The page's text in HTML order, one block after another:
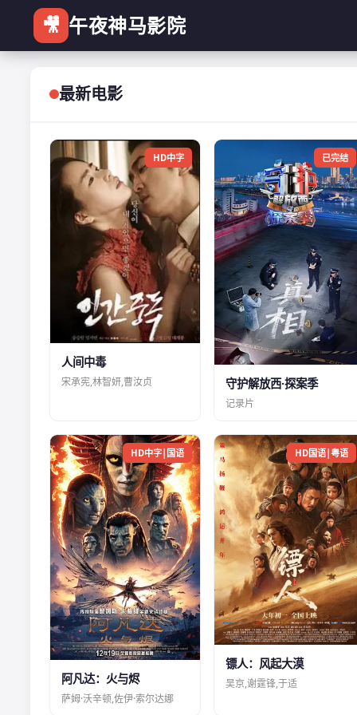
🎥 午夜神马影院
最新电影
HD中字
人间中毒
宋承宪,林智妍,曹汝贞
已完结
守护解放西·探案季
记录片
HD中字|国语
阿凡达：火与烬
萨姆·沃辛顿,佐伊·索尔达娜
HD国语|粤语
镖人：风起大漠
吴京,谢霆锋,于适